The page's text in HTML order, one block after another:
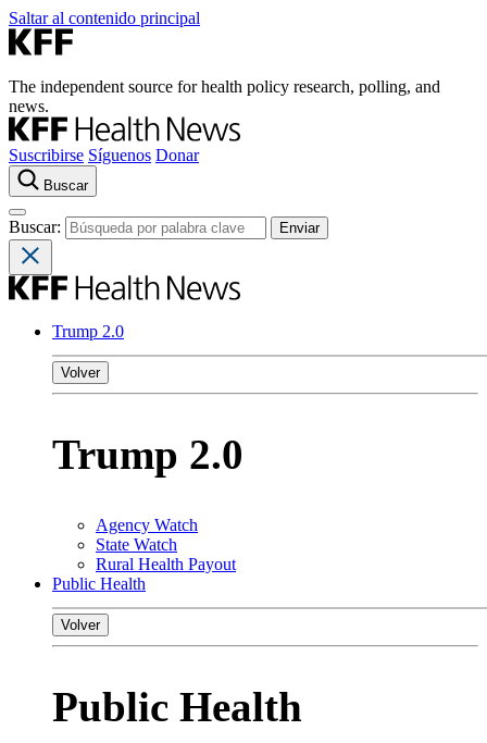
Saltar al contenido principal
The independent source for health policy research, polling, and
news.
Suscribirse Síguenos Donar
Buscar
Buscar:
Trump 2.0
Volver
Trump 2.0
Agency Watch
State Watch
Rural Health Payout
Public Health
Volver
Public Health